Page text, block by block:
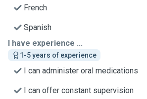
French
Spanish
I have experience ...
1-5 years of experience
I can administer oral medications
I can offer constant supervision